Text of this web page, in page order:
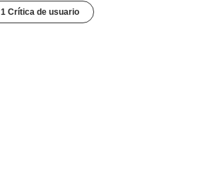
1 Crítica de usuario